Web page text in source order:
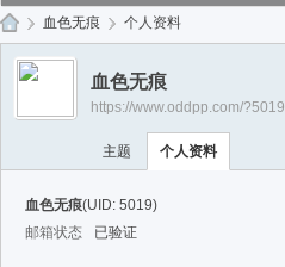
游
淘
› 血色无痕 › 个人资料
血色无痕
https://www.oddpp.com/?5019
主题 个人资料
血色无痕(UID: 5019)
邮箱状态
已验证